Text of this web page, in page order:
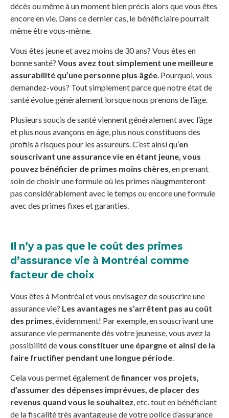
décès ou même à un moment bien précis alors que vous êtes
encore en vie. Dans ce dernier cas, le bénéficiaire pourrait
même être vous-même.
Vous êtes jeune et avez moins de 30 ans? Vous êtes en
bonne santé? Vous avez tout simplement une meilleure
assurabilité qu’une personne plus âgée. Pourquoi, vous
demandez-vous? Tout simplement parce que notre état de
santé évolue généralement lorsque nous prenons de l’âge.
Plusieurs soucis de santé viennent généralement avec l’âge
et plus nous avançons en âge, plus nous constituons des
profils à risques pour les assureurs. C’est ainsi qu’en
souscrivant une assurance vie en étant jeune, vous
pouvez bénéficier de primes moins chères, en prenant
soin de choisir une formule où les primes n’augmenteront
pas considérablement avec le temps ou encore une formule
avec des primes fixes et garanties.
Il n’y a pas que le coût des primes
d’assurance vie à Montréal comme
facteur de choix
Vous êtes à Montréal et vous envisagez de souscrire une
assurance vie? Les avantages ne s’arrêtent pas au coût
des primes, évidemment! Par exemple, en souscrivant une
assurance vie permanente dès votre jeunesse, vous avez la
possibilité devous constituer une épargne et ainsi de la
faire fructifier pendant une longue période.
Cela vous permet également definancer vos projets,
d’assumer des dépenses imprévues, de placer des
revenus quand vous le souhaitez, etc. tout en bénéficiant
de la fiscalité très avantageuse de votre police d’assurance